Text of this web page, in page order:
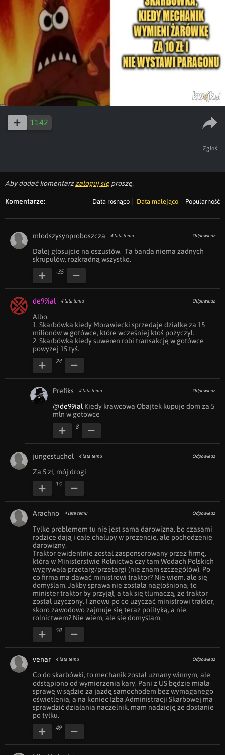
1142
Zgłoś
Aby dodać komentarzzaloguj się proszę.
Komentarze: Data rosnąco Data malejąco Popularność
młodszysynproboszcza 4 lata temu Odpowiedz
Dalej głosujcie na oszustów.  Ta banda niema żadnych
skrupułów, rozkradną wszystko.
-35
de99ial 4 lata temu Odpowiedz
Albo.
1. Skarbówka kiedy Morawiecki sprzedaje działkę za 15
milionów w gotówce, które wcześniej ktoś pożyczył.
2. Skarbówka kiedy suweren robi transakcję w gotówce
powyżej 15 tyś.
24
Prefiks 4 lata temu Odpowiedz
@de99ial Kiedy krawcowa Obajtek kupuje dom za 5
mln w gotowce
8
jungestuchol 4 lata temu Odpowiedz
Za 5 zł, mój drogi
15
Arachno 4 lata temu Odpowiedz
Tylko problemem tu nie jest sama darowizna, bo czasami
rodzice dają i całe chałupy w prezencie, ale pochodzenie
darowizny.
Traktor ewidentnie został zasponsorowany przez firmę,
która w Ministerstwie Rolnictwa czy tam Wodach Polskich
wygrywała przetarg/przetargi (nie znam szczegółów). Po
co firma ma dawać ministrowi traktor? Nie wiem, ale się
domyślam. Jakby sprawa nie została nagłośniona, to
minister traktor by przyjął, a tak się tłumaczą, że traktor
został użyczony. I znowu po co użyczać ministrowi traktor,
skoro zawodowo zajmuje się teraz polityką, a nie
rolnictwem? Nie wiem, ale się domyślam.
58
venar 4 lata temu Odpowiedz
Co do skarbówki, to mechanik został uznany winnym, ale
odstąpiono od wymierzenia kary. Pani z US będzie miała
sprawę w sądzie za jazdę samochodem bez wymaganego
oświetlenia, a na koniec Izba Administracji Skarbowej ma
sprawdzić działania naczelnik, mam nadzieję że dostanie
po tyłku.
49